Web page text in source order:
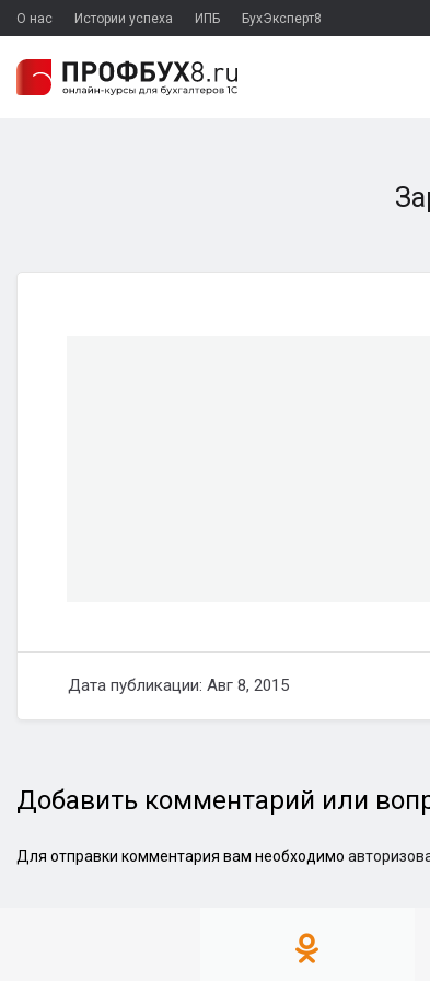
О нас Истории успеха ИПБ БухЭксперт8
Дата публикации: Авг 8, 2015
Добавить комментарий или
Для отправки комментария вам необходимо